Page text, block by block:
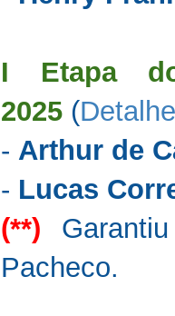
I Etapa
2025 (
- Arthur de
- Lucas
(**)
Pacheco.